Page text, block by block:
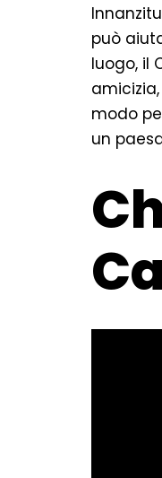
può
luogo, il
modo
un